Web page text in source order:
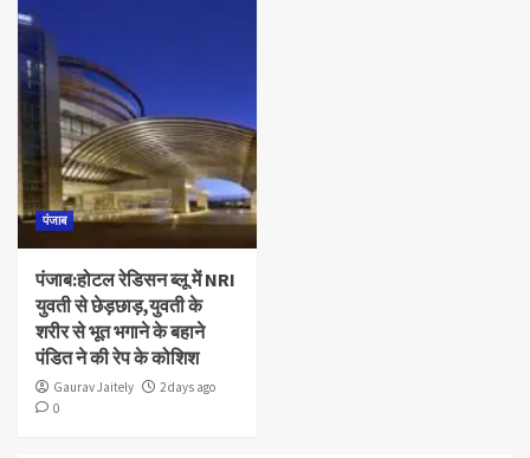
पंजाब
पंजाब:होटल रेडिसन ब्लू में NRI
युवती से छेड़छाड़,युवती के
शरीर से भूत भगाने के बहाने
पंडित ने की रेप के कोशिश
Gaurav Jaitely
2 days ago
0